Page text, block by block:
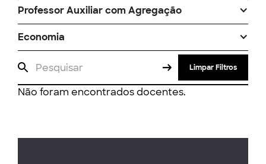
Professor Auxiliar com Agregação
Economia
Limpar Filtros
Não foram encontrados docentes.